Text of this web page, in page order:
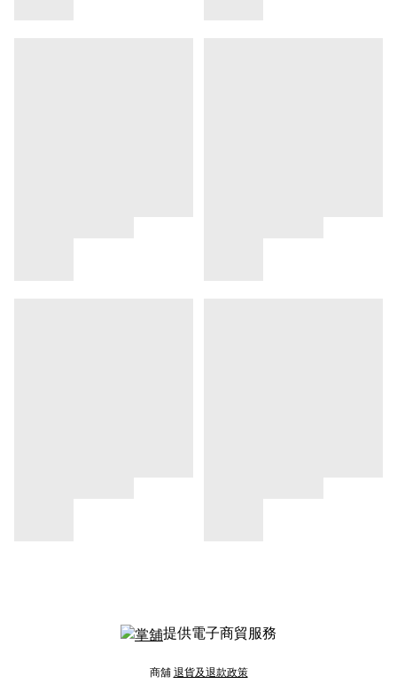
提供電子商貿服務
商舖 退貨及退款政策